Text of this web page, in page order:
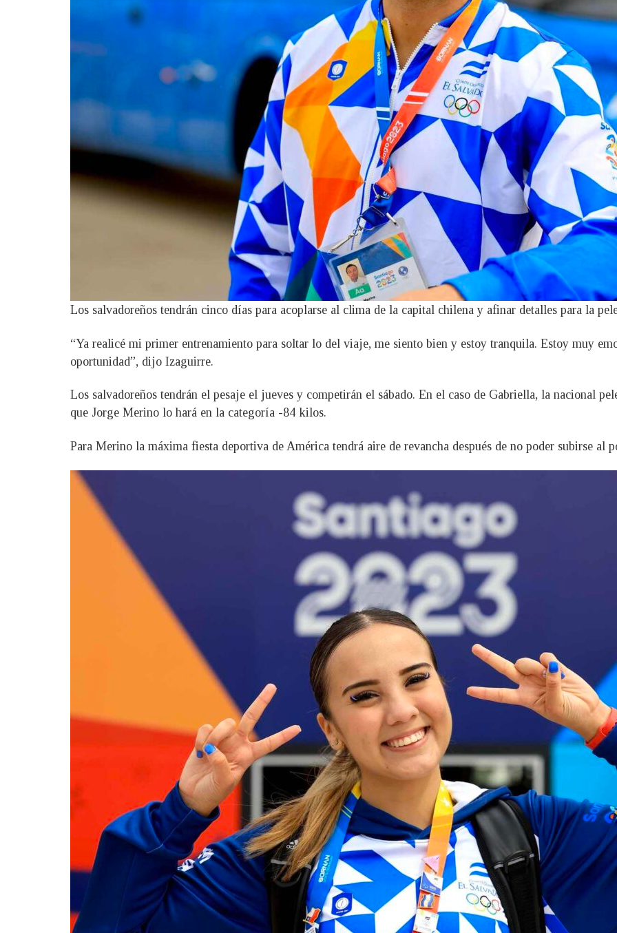
Los salvadoreños tendrán cinco días para acoplarse al clima de la capital chilena y afinar detalles para la
“Ya realicé mi primer entrenamiento para soltar lo del viaje, me siento bien y estoy tranquila. Estoy muy
oportunidad”, dijo Izaguirre.
Los salvadoreños tendrán el pesaje el jueves y competirán el sábado. En el caso de Gabriella, la nacional
que Jorge Merino lo hará en la categoría -84 kilos.
Para Merino la máxima fiesta deportiva de América tendrá aire de revancha después de no poder subirse al